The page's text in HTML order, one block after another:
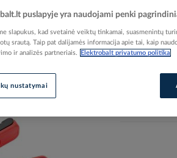
RJ12 (6P6C), RJ45
Elektrobalt
EAN kodas
puslapyje yra naudojami penki
slapukus, kad svetainė veiktų tinkamai, suasmenintų
srautą. Taip pat dalijamės informacija apie tai, kaip
ir analizės partneriais.
Elektrobalt privatumo politika
nustatymai